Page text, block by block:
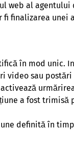
web al
finalizarea unei
în mod unic.
video sau
a fost
definită în